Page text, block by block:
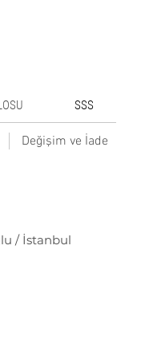
SSS
Değişim ve İade
/ İstanbul